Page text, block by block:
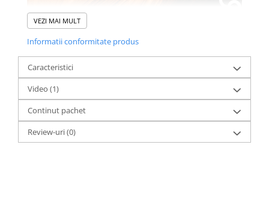
VEZI MAI MULT
Informatii conformitate produs
Caracteristici
Video (1)
Continut pachet
Review-uri(0)